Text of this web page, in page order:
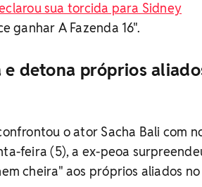
sua torcida para Sidney
ganhar A Fazenda 16".
e detona próprios
o ator Sacha Bali com
feira (5), a ex-peoa
cheira" aos próprios aliados no